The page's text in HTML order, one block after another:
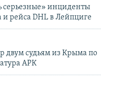
серьезные» инциденты
и рейса DHL в Лейпциге
двум судьям из Крыма по
АРК